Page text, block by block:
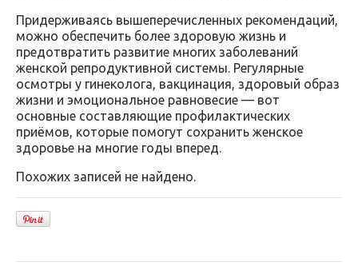
Придерживаясь вышеперечисленных рекомендаций,
можно обеспечить более здоровую жизнь и
предотвратить развитие многих заболеваний
женской репродуктивной системы. Регулярные
осмотры у гинеколога, вакцинация, здоровый образ
жизни и эмоциональное равновесие — вот
основные составляющие профилактических
приёмов, которые помогут сохранить женское
здоровье на многие годы вперед.
Похожих записей не найдено.